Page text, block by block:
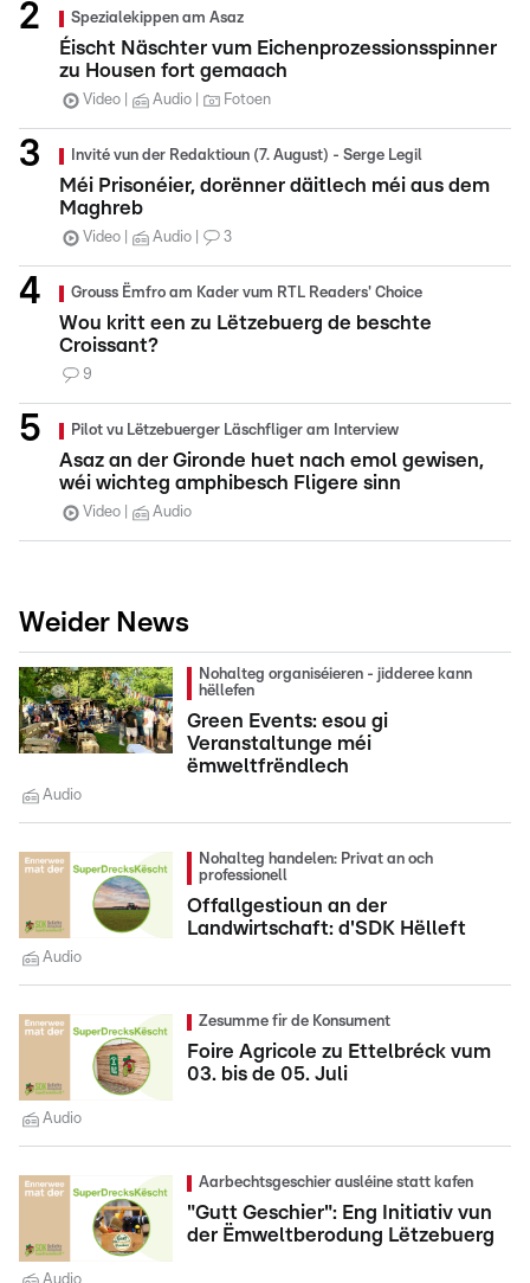
Spezialekippen am Asaz
Éischt Näschter vum Eichenprozessionsspinner
zu Housen fort gemaach
Video Audio Fotoen
Invité vun der Redaktioun (7. August) - Serge Legil
Méi Prisonéier, dorënner däitlech méi aus dem
Maghreb
Video Audio 3
Grouss Ëmfro am Kader vum RTL Readers' Choice
Wou kritt een zu Lëtzebuerg de beschte
Croissant?
9
Pilot vu Lëtzebuerger Läschfliger am Interview
Asaz an der Gironde huet nach emol gewisen,
wéi wichteg amphibesch Fligere sinn
Video Audio
Weider News
Nohalteg organiséieren - jidderee kann
hëllefen
Green Events: esou gi
Veranstaltunge méi
ëmweltfrëndlech
Audio
Nohalteg handelen: Privat an och
professionell
Offallgestioun an der
Landwirtschaft: d'SDK Hëlleft
Audio
Zesumme fir de Konsument
Foire Agricole zu Ettelbréck vum
03. bis de 05. Juli
Audio
Aarbechtsgeschier ausléine statt kafen
"Gutt Geschier": Eng Initiativ vun
der Ëmweltberodung Lëtzebuerg